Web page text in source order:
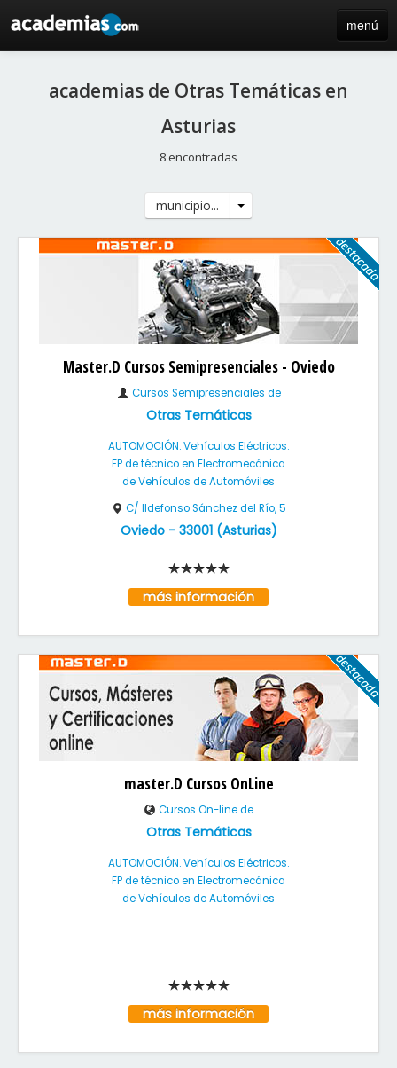
menú
blogacademias de Otras Temáticas en
Asturias
8 encontradas
municipio...
Master.D Cursos Semipresenciales - Oviedo
Cursos Semipresenciales de
Otras Temáticas
AUTOMOCIÓN. Vehículos Eléctricos.
FP de técnico en Electromecánica
de Vehículos de Automóviles
C/ Ildefonso Sánchez del Río, 5
Oviedo- 33001(Asturias)
más información
master.D Cursos OnLine
Cursos On-line de
Otras Temáticas
AUTOMOCIÓN. Vehículos Eléctricos.
FP de técnico en Electromecánica
de Vehículos de Automóviles
más información